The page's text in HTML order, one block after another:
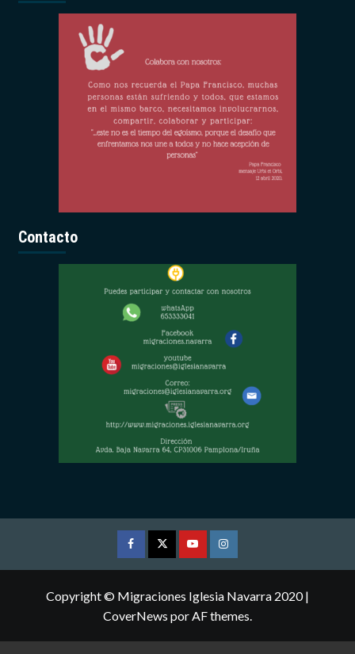
Contacto
FacebookTwitterYoutubeInstagram
Copyright © Migraciones Iglesia Navarra 2020|
CoverNews por AF themes.